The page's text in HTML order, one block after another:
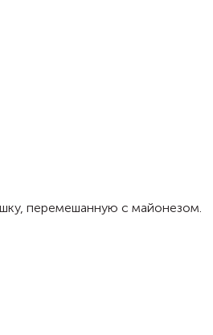
перемешанную с майонезом.